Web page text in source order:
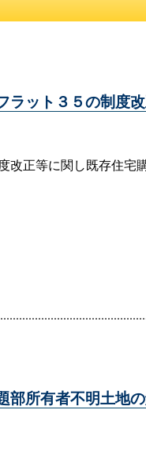
ラット３５の制度改
改正等に関し既存住宅
部所有者不明土地の